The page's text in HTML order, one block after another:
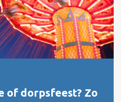
of dorpsfeest? Zo